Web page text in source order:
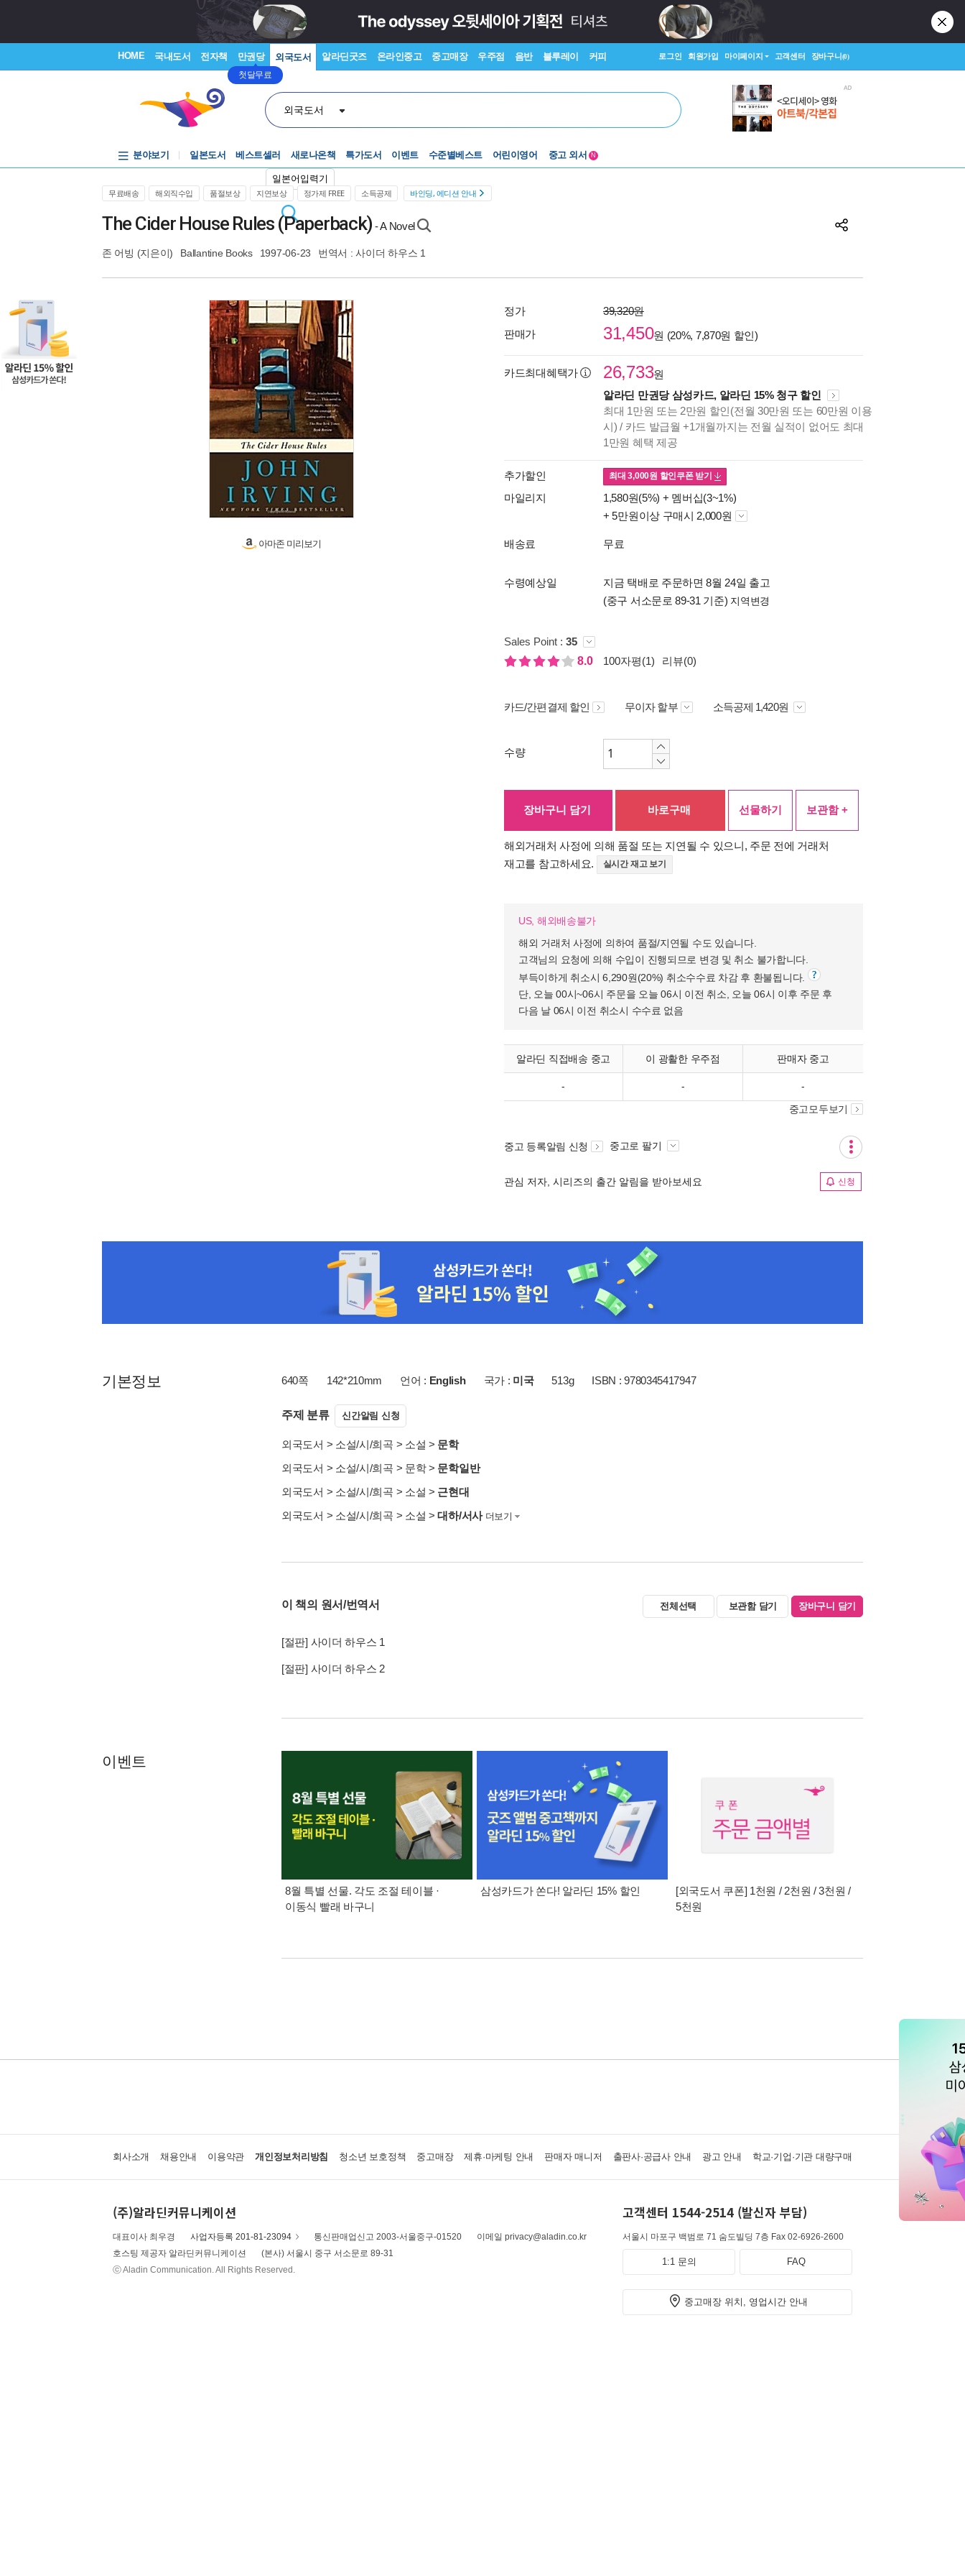
HOME 국내도서 전자책 만권당
첫달무료
외국도서 알라딘굿즈 온라인중고 중고매장 우주점 음반 블루레이 커피 로그인 회원가입 마이페이지 고객센터 장바구니(0)
외국도서
일본어입력기
분야보기 일본도서 베스트셀러 새로나온책 특가도서 이벤트
수준별베스트
수준별베스트
어린이영어
중고 외서
N
무료배송 해외직수입 품절보상 지연보상 정가제 FREE 소득공제 바인딩, 에디션 안내
The Cider House Rules (Paperback) - A Novel
존 어빙 (지은이) Ballantine Books 1997-06-23 번역서 :사이더 하우스 1
아마존 미리보기
정가
39,320원
판매가
31,450원 (20%, 7,870원 할인)
카드최대혜택가 26,733원
알라딘 만권당 삼성카드, 알라딘 15% 청구 할인
최대 1만원 또는 2만원 할인(전월 30만원 또는 60만원 이용
시) / 카드 발급월 +1개월까지는 전월 실적이 없어도 최대
1만원 혜택 제공
추가할인 최대3,000원 할인쿠폰 받기
마일리지 1,580원(5%) + 멤버십(3~1%)
+ 5만원이상 구매시 2,000원
배송료 무료
수령예상일
지금 택배로 주문하면 8월 24일 출고
(중구 서소문로 89-31 기준) 지역변경
Sales Point : 35
8.0
100자평(1) 리뷰(0)
카드/간편결제 할인 무이자 할부 소득공제 1,420원
수량
장바구니 담기 바로구매 선물하기 보관함 +
해외거래처 사정에 의해 품절 또는 지연될 수 있으니, 주문 전에 거래처
재고를 참고하세요.
실시간 재고 보기
US, 해외배송불가
해외 거래처 사정에 의하여 품절/지연될 수도 있습니다.
고객님의 요청에 의해 수입이 진행되므로 변경 및 취소 불가합니다.
부득이하게 취소시 6,290원(20%) 취소수수료 차감 후 환불됩니다.
단, 오늘 00시~06시 주문을 오늘 06시 이전 취소, 오늘 06시 이후 주문 후
다음 날 06시 이전 취소시 수수료 없음
알라딘 직접배송 중고 이 광활한 우주점 판매자 중고
- - -
중고모두보기
중고 등록알림 신청 중고로 팔기
관심 저자, 시리즈의 출간 알림을 받아보세요 신청
기본정보 640쪽 142*210mm 언어 : English 국가 : 미국 513g ISBN : 9780345417947
주제 분류 신간알림 신청
외국도서 > 소설/시/희곡 > 소설 > 문학
외국도서 > 소설/시/희곡 > 문학> 문학일반
외국도서 > 소설/시/희곡 > 소설 > 근현대
외국도서 > 소설/시/희곡 > 소설 >대하/서사 더보기
이 책의 원서/번역서 전체선택 보관함 담기 장바구니 담기
[절판] 사이더 하우스 1
[절판] 사이더 하우스 2
이벤트
8월 특별 선물. 각도 조절 테이블 ·
이동식 빨래 바구니
삼성카드가 쏜다! 알라딘 15% 할인
[외국도서 쿠폰] 1천원 / 2천원 / 3천원 /
5천원
회사소개 채용안내 이용약관 개인정보처리방침 청소년 보호정책 중고매장 제휴·마케팅 안내 판매자 매니저 출판사·공급사 안내 광고 안내 학교·기업·기관 대량구매
(주)알라딘커뮤니케이션
대표이사 최우경 사업자등록 201-81-23094 통신판매업신고 2003-서울중구-01520
이메일 privacy@aladin.co.kr
호스팅 제공자 알라딘커뮤니케이션
(본사) 서울시 중구 서소문로 89-31
ⓒ Aladin Communication. All Rights Reserved.
고객센터 1544-2514 (발신자 부담)
서울시 마포구 백범로 71 숨도빌딩 7층 Fax 02-6926-2600
1:1 문의 FAQ
중고매장 위치, 영업시간 안내